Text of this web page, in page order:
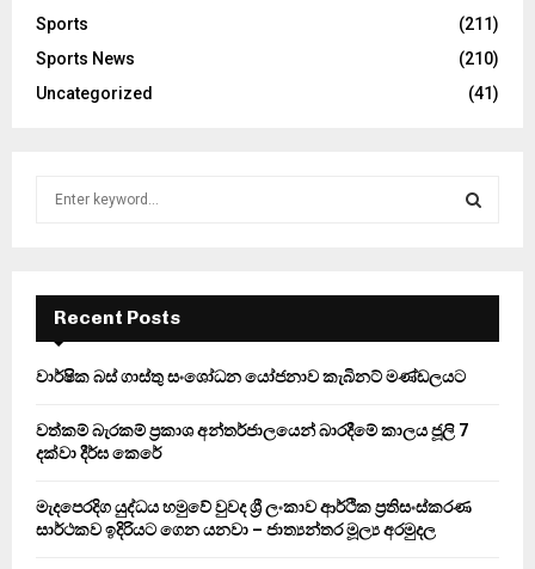
Sports
(211)
Sports News
(210)
Uncategorized
(41)
f
r
E
A
Recent Posts
වාර්ෂික බස් ගාස්තු සංශෝධන යෝජනාව කැබිනට් මණ්ඩලයට
වත්කම් බැරකම් ප්‍රකාශ අන්තර්ජාලයෙන් බාරදීමේ කාලය ජූලි 7
දක්වා දීර්ඝ කෙරේ
මැදපෙරදිග යුද්ධය හමුවේ වුවද ශ්‍රී ලංකාව ආර්ථික ප්‍රතිසංස්කරණ
සාර්ථකව ඉදිරියට ගෙන යනවා – ජාත්‍යන්තර මූල්‍ය අරමුදල